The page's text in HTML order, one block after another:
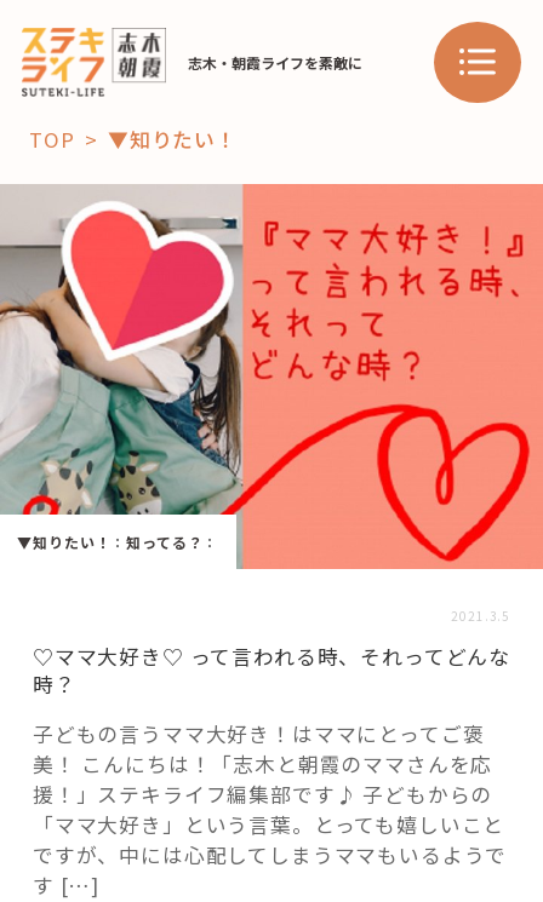
志木・朝霞ライフを素敵に
「コト」
子育て
暮らし
おすすめ
スポット 学び・教育
「場」
HAREL HAREL
活用事例
「モノ」
fleXe リノベ事例
「ひと」
TOP ▼知りたい！
▼知りたい！ ：知ってる？ ：
2021.3.5
♡ママ大好き♡ って言われる時、それってどんな
時？
子どもの言うママ大好き！はママにとってご褒
美！ こんにちは！「志木と朝霞のママさんを応
援！」ステキライフ編集部です♪ 子どもからの
「ママ大好き」という言葉。とっても嬉しいこと
ですが、中には心配してしまうママもいるようで
す […]